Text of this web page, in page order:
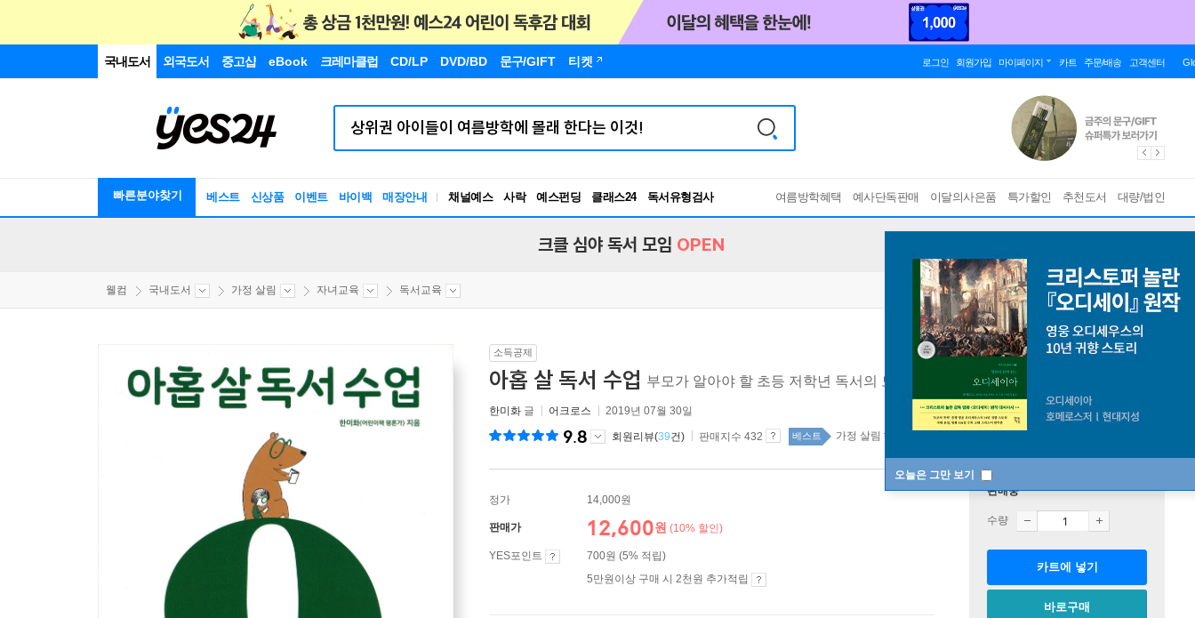
국내도서 외국도서 중고샵 eBook 크레마클럽 CD/LP DVD/BD 문구/GIFT 티켓 로그인 회원가입 마이페이지 카트 주문/배송 고객센터
빠른분야찾기 베스트 신상품 이벤트 바이백 매장안내 채널예스 사락 예스펀딩 클래스24
독서유형검사
RBTI Lab
여름방학혜택 예사단독판매 이달의사은품 특가할인 추천도서 대량/법인
오늘은 그만 보기
크클 심야 독서 모임 OPEN
웰컴 국내도서 가정 살림 자녀교육 독서교육
소득공제
아홉 살 독서 수업 부모가 알아야 할 초등 저학년 독서의 모든 것
한미화 글 어크로스 2019년 07월 30일
9.8 회원리뷰(39건) 판매지수 432 베스트 가정 살림 top20 7주
정가 14,000원
판매가 12,600원 (10% 할인)
YES포인트
700원 (5% 적립)
5만원이상 구매 시 2천원 추가적립
판매중
수량
카트에 넣기
바로구매